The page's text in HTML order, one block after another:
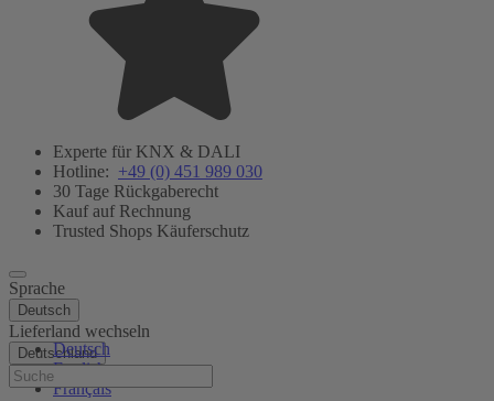
Experte für KNX & DALI
Hotline: +49 (0) 451 989 030
30 Tage Rückgaberecht
Kauf auf Rechnung
Trusted Shops Käuferschutz
Sprache
Deutsch
Deutsch
English
Français
Lieferland wechseln
Deutschland
Hilfe